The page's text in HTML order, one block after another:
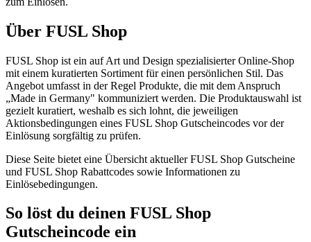
Über FUSL Shop
FUSL Shop ist ein auf Art und Design spezialisierter Online-Shop
mit einem kuratierten Sortiment für einen persönlichen Stil. Das
Angebot umfasst in der Regel Produkte, die mit dem Anspruch
„Made in Germany" kommuniziert werden. Die Produktauswahl ist
gezielt kuratiert, weshalb es sich lohnt, die jeweiligen
Aktionsbedingungen eines FUSL Shop Gutscheincodes vor der
Einlösung sorgfältig zu prüfen.
Diese Seite bietet eine Übersicht aktueller FUSL Shop Gutscheine
und FUSL Shop Rabattcodes sowie Informationen zu
Einlösebedingungen.
So löst du deinen FUSL Shop
Gutscheincode ein